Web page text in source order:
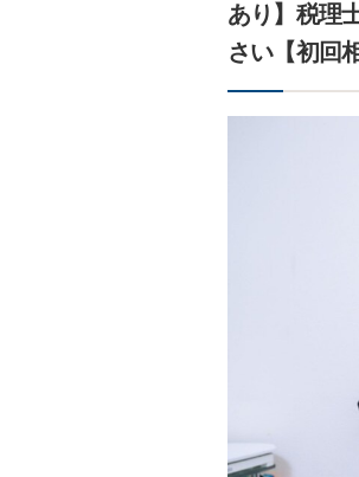
あり】税理
さい【初回